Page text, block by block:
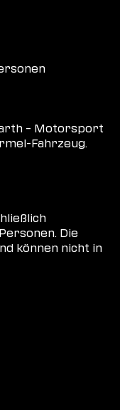
– Motorsport
Fahrzeug.
Die
können nicht in